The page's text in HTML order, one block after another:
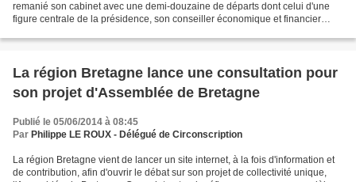
remanié son cabinet avec une demi-douzaine de départs dont celui d'une
figure centrale de la présidence, son conseiller économique et financier
La région Bretagne lance une consultation pour
son projet d'Assemblée de Bretagne
Publié le 05/06/2014 à 08:45
Par Philippe LE ROUX - Délégué de Circonscription
La région Bretagne vient de lancer un site internet, à la fois d'information et
de contribution, afin d'ouvrir le débat sur son projet de collectivité unique,